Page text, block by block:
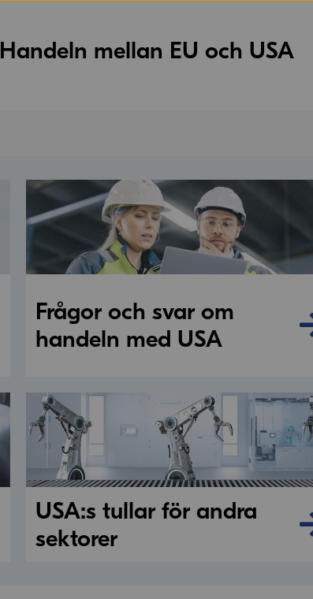
Handeln mellan EU och USA
Frågor och svar om
handeln med USA
USA:s tullar för andra
sektorer